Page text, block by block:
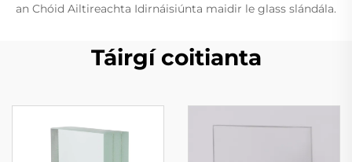
an Chóid Ailtireachta Idirnáisiúnta maidir le glass slándála.
Táirgí coitianta